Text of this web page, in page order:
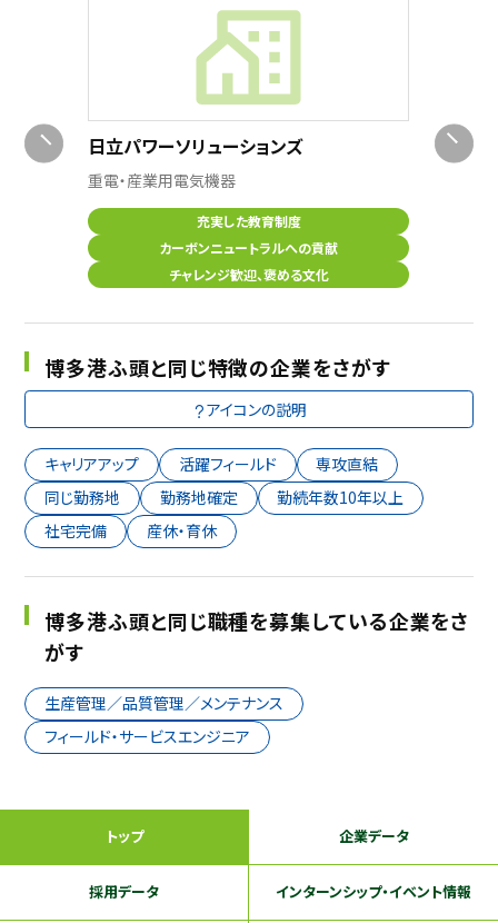
日立パワーソリューションズ
重電・産業用電気機器
充実した教育制度
カーボンニュートラルへの貢献
チャレンジ歓迎、褒める文化
電気設
博多港ふ頭と同じ特徴の企業をさがす
アイコンの説明
キャリアアップ 活躍フィールド
専攻直結
同じ勤務地
勤務地確定
勤続年数10年以上
社宅完備
産休・育休
博多港ふ頭と同じ職種を募集している企業をさ
がす
生産管理／品質管理／メンテナンス
フィールド・サービスエンジニア
トップ 企業データ
採用データ インターンシップ・イベント情報